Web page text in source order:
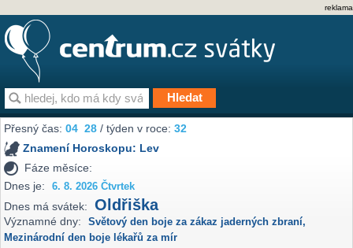
reklama
Přesný čas:04 28 / týden v roce:32
Znamení Horoskopu: Lev
Fáze měsíce:
Dnes je:
6. 8. 2026 Čtvrtek
Dnes má svátek: Oldřiška
Významné dny: Světový den boje za zákaz jaderných zbraní,
Mezinárodní den boje lékařů za mír